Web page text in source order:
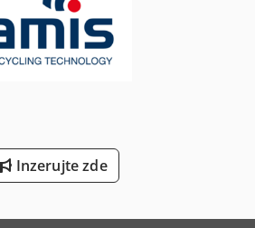
Inzerujte zde